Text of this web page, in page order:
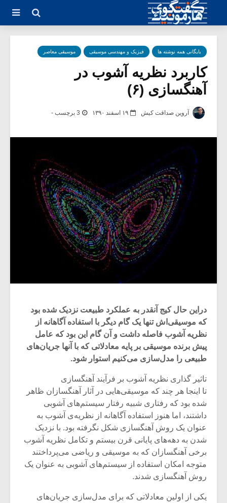
بایگانی همه نوشته ها فیزیک و مهندسی موسیقی موسیقی معاصر
کاربرد نظریه آشوب در
آهنگسازی (۶)
آروین صداقت کیش ۱۹ اسفند ۱۳۹۰ 3 برچسب -
دراین حال کیج آنقدر به عملکرد طبیعت نزدیک شده بود
که موسیقی‌اش تنها یک گام دیگر با استفاده آگاهانه از
نظریه آشوب فاصله داشت و آن گام این بود که عامل
پیش برنده موسیقی بر پایه معادلاتی که با آنها جریان‌های
طبیعی را مدل‌سازی می‌کنیم استوار شود.
تاثیر گذاری نظریه آشوب بر فرآیند آهنگسازی
تا اینجا هر چند که موسیقی‌هایی در آثار آهنگسازان ظاهر
شده بود که رفتاری شبیه رفتار سیستم‌های آشوبی
داشتند، اما هنوز استفاده آگاهانه از نظریه‌ی آشوب به
عنوان یک روش آهنگسازی شکل نگرفته بود. با نزدیک
شدن به دهه‌های پایانی قرن بیستم و تکامل نظریه آشوب
برخی آهنگسازان که به موسیقی و ریاضی می‌پرداختند
متوجه امکان استفاده از سیستم‌های آشوبی به عنوان یک
روش آهنگسازی شدند.
یکی از اولین معادلاتی که برای مدل‌سازی جریان‌های